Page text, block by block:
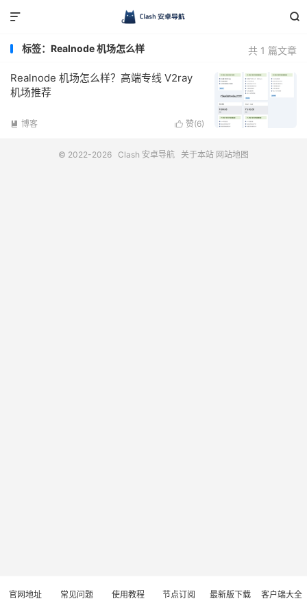


共 1 篇文章
标签：Realnode 机场怎么样
Realnode 机场怎么样？高端专线 V2ray
机场推荐
 赞(6)
 博客
© 2022-2026 Clash 安卓导航 关于本站 网站地图
官网地址 常见问题 使用教程 节点订阅 最新版下载 客户端大全